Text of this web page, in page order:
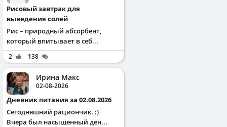
Рисовый завтрак для
выведения солей
Рис – природный абсорбент,
который впитывает в себ...
2 138
Ирина Макс
02-08-2026
Дневник питания за 02.08.2026
Сегодняшний рациончик. :)
Вчера был насыщенный ден...